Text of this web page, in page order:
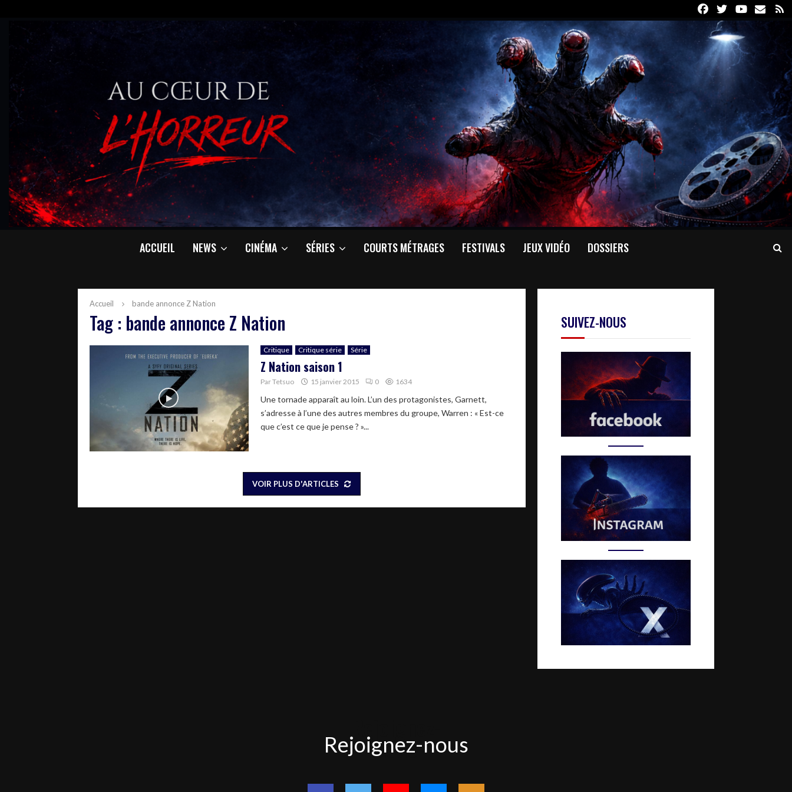
FacebookTwitterYoutube
Email
ACCUEIL NEWS CINÉMA SÉRIES COURTS MÉTRAGES FESTIVALS JEUX VIDÉO DOSSIERS
Accueil bande annonce Z Nation
Tag : bande annonce Z Nation
Critique Critique série Série
Z Nation saison 1
ParTetsuo 15 janvier 2015 0 1634
Une tornade apparaît au loin. L’un des protagonistes, Garnett,
s’adresse à l’une des autres membres du groupe, Warren : « Est-ce
que c’est ce que je pense ? »...
VOIR PLUS D'ARTICLES
SUIVEZ-NOUS
nous
Rejoignez-nous